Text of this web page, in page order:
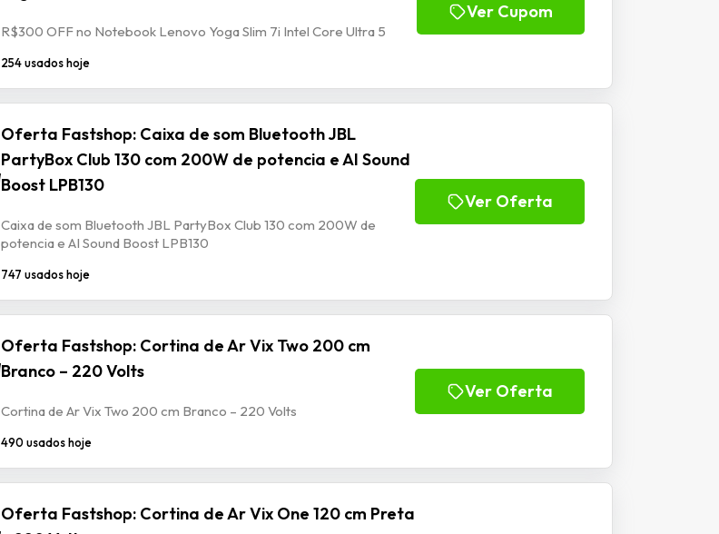
R$300 OFF no Notebook Lenovo Yoga Slim 7i Intel Core Ultra 5
254 usados hoje
Ver Cupom
Oferta Fastshop: Caixa de som Bluetooth JBL
PartyBox Club 130 com 200W de potencia e AI Sound
Boost LPB130
Caixa de som Bluetooth JBL PartyBox Club 130 com 200W de
potencia e AI Sound Boost LPB130
747 usados hoje
Ver Oferta
Oferta Fastshop: Cortina de Ar Vix Two 200 cm
Branco – 220 Volts
Cortina de Ar Vix Two 200 cm Branco – 220 Volts
490 usados hoje
Ver Oferta
Oferta Fastshop: Cortina de Ar Vix One 120 cm Preta